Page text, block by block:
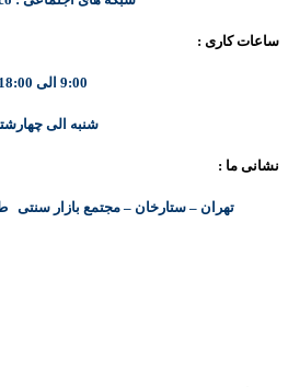
ساعات کاری :
9:00 الی 18:00
شنبه الی
نشانی ما :
تهران – ستارخان – مجتمع بازار سنتی